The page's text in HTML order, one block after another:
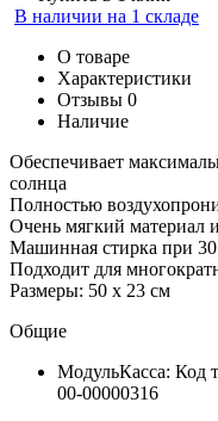
В наличии на 1 складе
О товаре
Характеристики
Отзывы 0
Наличие
Обеспечивает
солнца
Полностью
Очень мягкий материал
Машинная стирка при 30
Подходит для
Размеры: 50 x 23 см
Общие
МодульКасса: Код
00-00000316